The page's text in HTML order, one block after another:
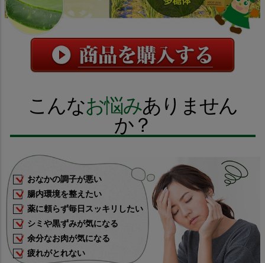
こんなお悩みありません
か？
おなかの調子が悪い
腸内環境を整えたい
薬に頼らず毎日スッキリしたい
シミや黒ずみが気になる
余分なお肉が気になる
疲れがとれない